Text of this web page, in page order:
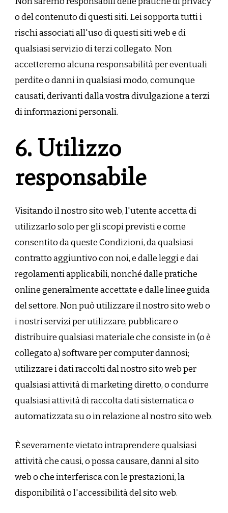
o del contenuto di questi siti. Lei sopporta tutti i
rischi associati all'uso di questi siti web e di
qualsiasi servizio di terzi collegato. Non
accetteremo alcuna responsabilità per eventuali
perdite o danni in qualsiasi modo, comunque
causati, derivanti dalla vostra divulgazione a terzi
di informazioni personali.
6. Utilizzo
responsabile
Visitando il nostro sito web, l'utente accetta di
utilizzarlo solo per gli scopi previsti e come
consentito da queste Condizioni, da qualsiasi
contratto aggiuntivo con noi, e dalle leggi e dai
regolamenti applicabili, nonché dalle pratiche
online generalmente accettate e dalle linee guida
del settore. Non può utilizzare il nostro sito web o
i nostri servizi per utilizzare, pubblicare o
distribuire qualsiasi materiale che consiste in (o è
collegato a) software per computer dannosi;
utilizzare i dati raccolti dal nostro sito web per
qualsiasi attività di marketing diretto, o condurre
qualsiasi attività di raccolta dati sistematica o
automatizzata su o in relazione al nostro sito web.
È severamente vietato intraprendere qualsiasi
attività che causi, o possa causare, danni al sito
web o che interferisca con le prestazioni, la
disponibilità o l'accessibilità del sito web.